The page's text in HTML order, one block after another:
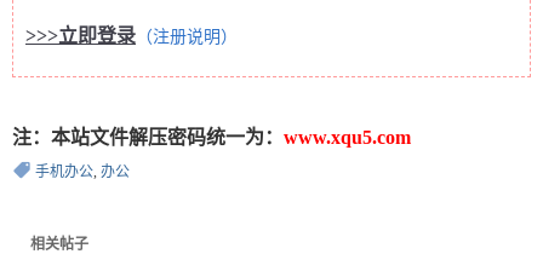
>>>立即登录 （注册说明）
注：本站文件解压密码统一为： www.xqu5.com
手机办公, 办公
相关帖子